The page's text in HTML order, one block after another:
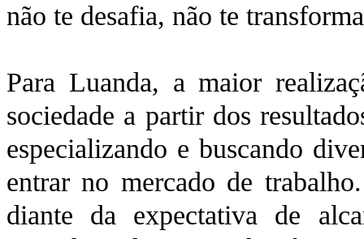
não te desafia, não te
Para Luanda, a maior
sociedade a partir dos
especializando e buscando
entrar no mercado de
diante da expectativa de